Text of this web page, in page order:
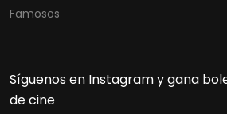
Famosos
Síguenos en Instagram y gana
de cine